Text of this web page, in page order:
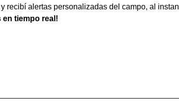
recibí alertas personalizadas del campo, al
en tiempo real!